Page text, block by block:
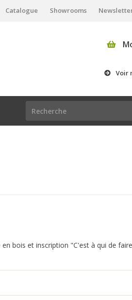
Catalogue Showrooms
Voir
bois et inscription "C'est à qui de